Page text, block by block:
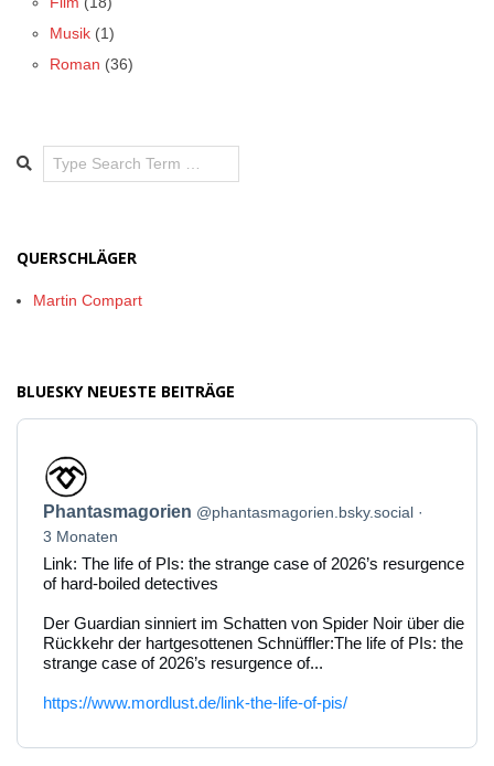
Musik (1)
Roman (36)
Search
QUERSCHLÄGER
Martin Compart
BLUESKY NEUESTE BEITRÄGE
Beitrag
von
Phantasmagorien
auf
Bluesky
ansehen
Phantasmagorien @phantasmagorien.bsky.social
3 Monaten
Link: The life of PIs: the strange case of 2026’s resurgence
of hard-boiled detectives
Der Guardian sinniert im Schatten von Spider Noir über die
Rückkehr der hartgesottenen Schnüffler:The life of PIs: the
strange case of 2026’s resurgence of...
https://www.mordlust.de/link-the-life-of-pis/